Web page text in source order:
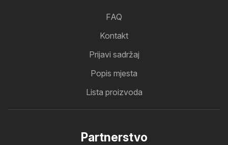
FAQ
Kontakt
Prijavi sadržaj
Popis mjesta
Lista proizvoda
Partnerstvo